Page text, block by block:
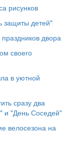
рисунков
защиты детей"
двора
своего
в уютной
сразу два
и "День Соседей"
велосезона на